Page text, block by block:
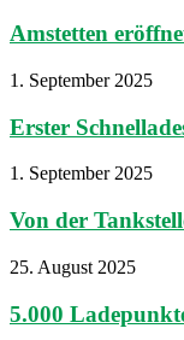
Amstetten
1. September 2025
Erster
1. September 2025
Von der
25. August 2025
5.000